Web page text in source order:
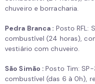
chuveiro e borracharia.
Pedra Branca : Posto RFL:
combustível (24 horas),
vestiário com chuveiro.
São Simão :Posto Tim:
combustível (das 6 à 0h),